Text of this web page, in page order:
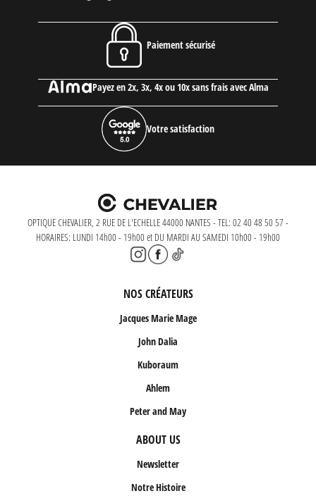
Paiement sécurisé
Payez en 2x, 3x, 4x ou 10x sans frais avec Alma
Votre satisfaction
OPTIQUE CHEVALIER, 2 RUE DE L'ECHELLE 44000 NANTES - TEL: 02 40 48 50 57 -
HORAIRES: LUNDI 14h00 - 19h00 et DU MARDI AU SAMEDI 10h00 - 19h00
NOS CRÉATEURS
Jacques Marie Mage
John Dalia
Kuboraum
Ahlem
Peter and May
ABOUT US
Newsletter
Notre Histoire